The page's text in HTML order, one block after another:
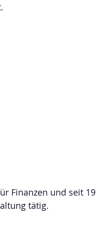
Finanzen und seit
tätig.